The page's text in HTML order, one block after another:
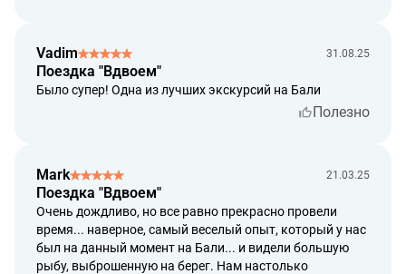
Vadim 31.08.25
Поездка "Вдвоем"
Было супер! Одна из лучших экскурсий на Бали
Полезно
Mark 21.03.25
Поездка "Вдвоем"
Очень дождливо, но все равно прекрасно провели
время... наверное, самый веселый опыт, который у нас
был на данный момент на Бали... и видели большую
рыбу, выброшенную на берег. Нам настолько